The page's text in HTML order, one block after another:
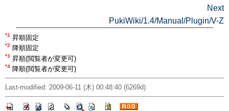
Next
PukiWiki/1.4/Manual/Plugin/V-Z
*1 昇順固定
*2 降順固定
*3 昇順(閲覧者が変更可)
*4 降順(閲覧者が変更可)
Last-modified: 2009-06-11 (木) 00:48:40 (6269d)